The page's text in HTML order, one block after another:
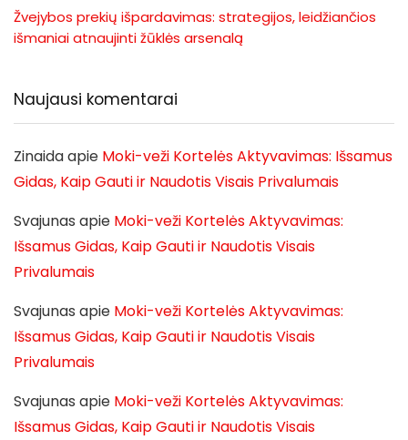
Žvejybos prekių išpardavimas: strategijos, leidžiančios
išmaniai atnaujinti žūklės arsenalą
Naujausi komentarai
Zinaidaapie Moki-veži Kortelės Aktyvavimas: Išsamus
Gidas, Kaip Gauti ir Naudotis Visais Privalumais
Svajunas apie Moki-veži Kortelės Aktyvavimas:
Išsamus Gidas, Kaip Gauti ir Naudotis Visais
Privalumais
Svajunas apie Moki-veži Kortelės Aktyvavimas:
Išsamus Gidas, Kaip Gauti ir Naudotis Visais
Privalumais
Svajunas apie Moki-veži Kortelės Aktyvavimas:
Išsamus Gidas, Kaip Gauti ir Naudotis Visais